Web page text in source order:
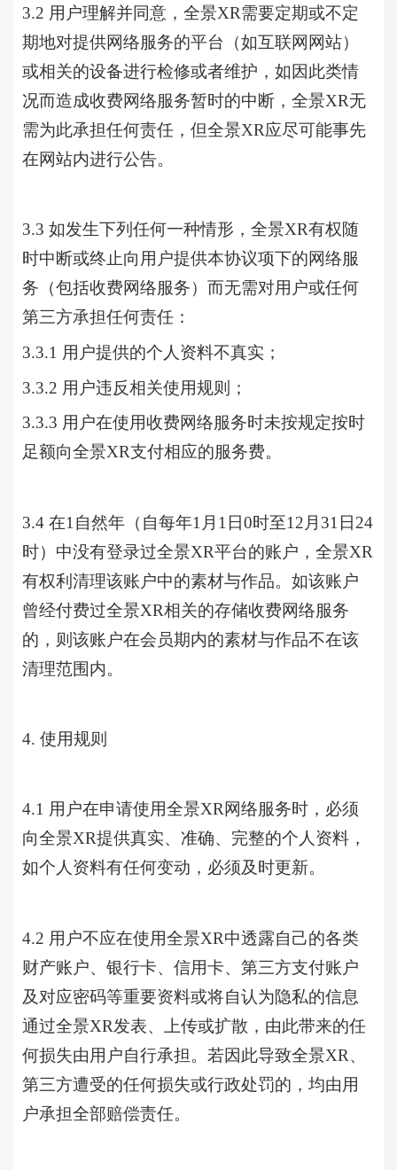
3.2 用户理解并同意，全景XR需要定期或不定
期地对提供网络服务的平台（如互联网网站）
或相关的设备进行检修或者维护，如因此类情
况而造成收费网络服务暂时的中断，全景XR无
需为此承担任何责任，但全景XR应尽可能事先
在网站内进行公告。
3.3 如发生下列任何一种情形，全景XR有权随
时中断或终止向用户提供本协议项下的网络服
务（包括收费网络服务）而无需对用户或任何
第三方承担任何责任：
3.3.1 用户提供的个人资料不真实；
3.3.2 用户违反相关使用规则；
3.3.3 用户在使用收费网络服务时未按规定按时
足额向全景XR支付相应的服务费。
3.4 在1自然年（自每年1月1日0时至12月31日24
时）中没有登录过全景XR平台的账户，全景XR
有权利清理该账户中的素材与作品。如该账户
曾经付费过全景XR相关的存储收费网络服务
的，则该账户在会员期内的素材与作品不在该
清理范围内。
4. 使用规则
4.1 用户在申请使用全景XR网络服务时，必须
向全景XR提供真实、准确、完整的个人资料，
如个人资料有任何变动，必须及时更新。
4.2 用户不应在使用全景XR中透露自己的各类
财产账户、银行卡、信用卡、第三方支付账户
及对应密码等重要资料或将自认为隐私的信息
通过全景XR发表、上传或扩散，由此带来的任
何损失由用户自行承担。若因此导致全景XR、
第三方遭受的任何损失或行政处罚的，均由用
户承担全部赔偿责任。